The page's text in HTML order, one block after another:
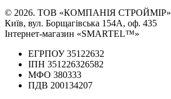
© 2026. ТОВ «КОМПАНІЯ СТРОЙМІР»
Київ, вул. Борщагівська 154А, оф. 435
Інтернет-магазин «SMARTEL™»
ЕГРПОУ 35122632
ІПН 351226326582
МФО 380333
ПДВ 200134207